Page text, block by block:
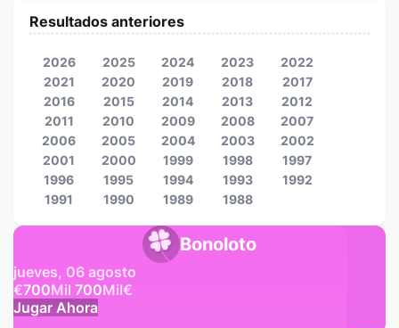
Bonoloto
jueves, 06 agosto
€700Mil 700Mil€
Jugar Ahora
Resultados anteriores
2026 2025 2024 2023
2022
2021
2020 2019 2018
2017
2016
2015 2014 2013
2012
2011
2010 2009 2008
2007
2006
2005 2004 2003
2002
2001
2000 1999 1998
1997
1996
1995 1994 1993
1992
1991
1990 1989 1988